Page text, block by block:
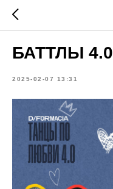
БАТТЛЫ 4.0
2025-02-07 13:31